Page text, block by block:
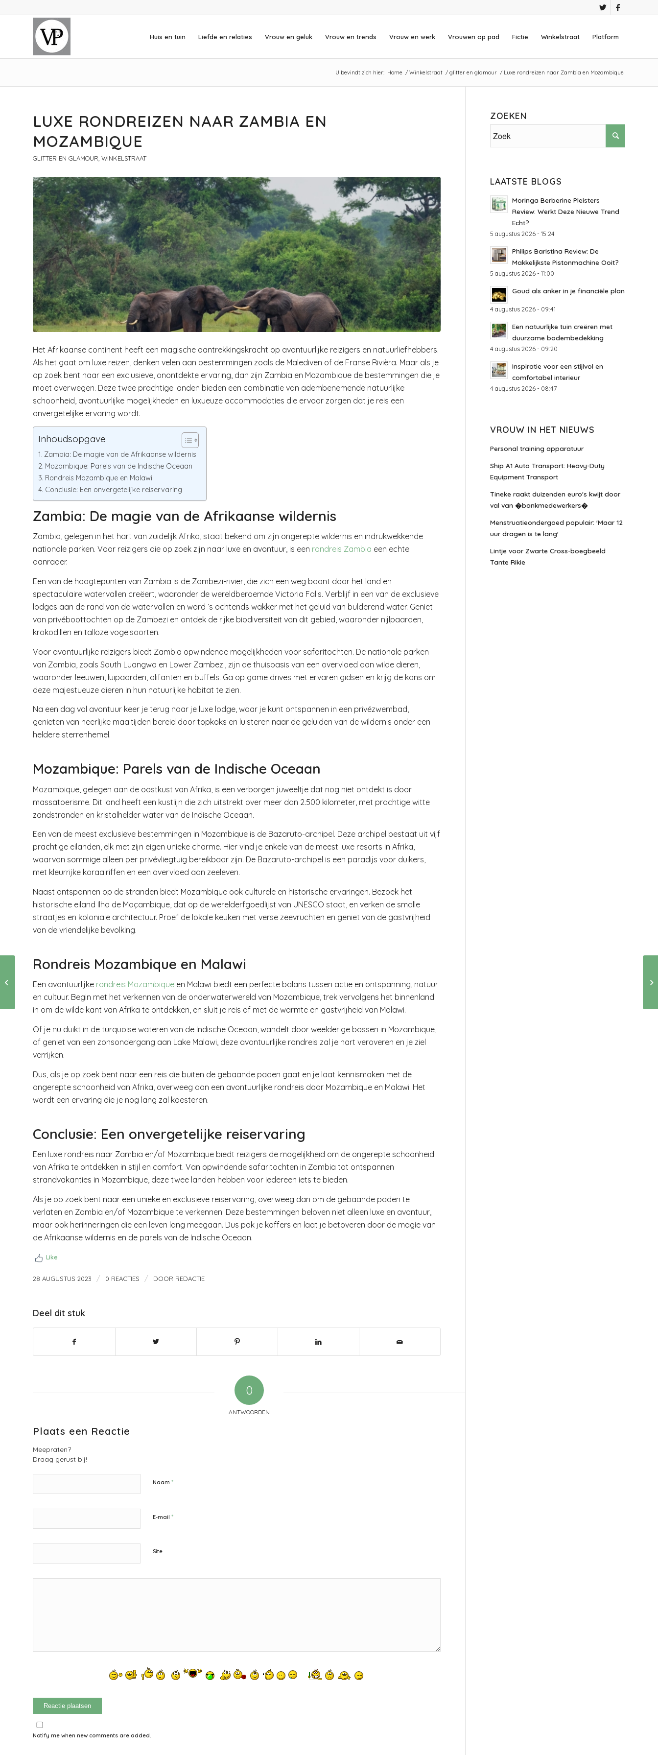
Huis en tuin Liefde en relaties Vrouw en geluk Vrouw en trends Vrouw en werk Vrouwen op pad Fictie Winkelstraat Platform
U bevindt zich hier: Home / Winkelstraat / glitter en glamour / Luxe rondreizen naar Zambia en Mozambique
LUXE RONDREIZEN NAAR ZAMBIA EN
MOZAMBIQUE
GLITTER EN GLAMOUR WINKELSTRAAT
Het Afrikaanse continent heeft een magische aantrekkingskracht op avontuurlijke reizigers en natuurliefhebbers.
Als het gaat om luxe reizen, denken velen aan bestemmingen zoals de Malediven of de Franse Rivièra. Maar als je
op zoek bent naar een exclusieve, onontdekte ervaring, dan zijn Zambia en Mozambique de bestemmingen die je
moet overwegen. Deze twee prachtige landen bieden een combinatie van adembenemende natuurlijke
schoonheid, avontuurlijke mogelijkheden en luxueuze accommodaties die ervoor zorgen dat je reis een
onvergetelijke ervaring wordt.
Inhoudsopgave
Zambia: De magie van de Afrikaanse wildernis
Mozambique: Parels van de Indische Oceaan
Rondreis Mozambique en Malawi
Conclusie: Een onvergetelijke reiservaring
Zambia: De magie van de Afrikaanse wildernis
Zambia, gelegen in het hart van zuidelijk Afrika, staat bekend om zijn ongerepte wildernis en indrukwekkende
nationale parken. Voor reizigers die op zoek zijn naar luxe en avontuur, is een rondreis Zambia een echte
aanrader.
Een van de hoogtepunten van Zambia is de Zambezi-rivier, die zich een weg baant door het land en
spectaculaire watervallen creëert, waaronder de wereldberoemde Victoria Falls. Verblijf in een van de exclusieve
lodges aan de rand van de watervallen en word ‘s ochtends wakker met het geluid van bulderend water. Geniet
van privéboottochten op de Zambezi en ontdek de rijke biodiversiteit van dit gebied, waaronder nijlpaarden,
krokodillen en talloze vogelsoorten.
Voor avontuurlijke reizigers biedt Zambia opwindende mogelijkheden voor safaritochten. De nationale parken
van Zambia, zoals South Luangwa en Lower Zambezi, zijn de thuisbasis van een overvloed aan wilde dieren,
waaronder leeuwen, luipaarden, olifanten en buffels. Ga op game drives met ervaren gidsen en krijg de kans om
deze majestueuze dieren in hun natuurlijke habitat te zien.
Na een dag vol avontuur keer je terug naar je luxe lodge, waar je kunt ontspannen in een privézwembad,
genieten van heerlijke maaltijden bereid door topkoks en luisteren naar de geluiden van de wildernis onder een
heldere sterrenhemel.
Mozambique: Parels van de Indische Oceaan
Mozambique, gelegen aan de oostkust van Afrika, is een verborgen juweeltje dat nog niet ontdekt is door
massatoerisme. Dit land heeft een kustlijn die zich uitstrekt over meer dan 2.500 kilometer, met prachtige witte
zandstranden en kristalhelder water van de Indische Oceaan.
Een van de meest exclusieve bestemmingen in Mozambique is de Bazaruto-archipel. Deze archipel bestaat uit vijf
prachtige eilanden, elk met zijn eigen unieke charme. Hier vind je enkele van de meest luxe resorts in Afrika,
waarvan sommige alleen per privévliegtuig bereikbaar zijn. De Bazaruto-archipel is een paradijs voor duikers,
met kleurrijke koraalriffen en een overvloed aan zeeleven.
Naast ontspannen op de stranden biedt Mozambique ook culturele en historische ervaringen. Bezoek het
historische eiland Ilha de Moçambique, dat op de werelderfgoedlijst van UNESCO staat, en verken de smalle
straatjes en koloniale architectuur. Proef de lokale keuken met verse zeevruchten en geniet van de gastvrijheid
van de vriendelijke bevolking.
Rondreis Mozambique en Malawi
Een avontuurlijke rondreis Mozambique en Malawi biedt een perfecte balans tussen actie en ontspanning, natuur
en cultuur. Begin met het verkennen van de onderwaterwereld van Mozambique, trek vervolgens het binnenland
in om de wilde kant van Afrika te ontdekken, en sluit je reis af met de warmte en gastvrijheid van Malawi.
Of je nu duikt in de turquoise wateren van de Indische Oceaan, wandelt door weelderige bossen in Mozambique,
of geniet van een zonsondergang aan Lake Malawi, deze avontuurlijke rondreis zal je hart veroveren en je ziel
verrijken.
Dus, als je op zoek bent naar een reis die buiten de gebaande paden gaat en je laat kennismaken met de
ongerepte schoonheid van Afrika, overweeg dan een avontuurlijke rondreis door Mozambique en Malawi. Het
wordt een ervaring die je nog lang zal koesteren.
Conclusie: Een onvergetelijke reiservaring
Een luxe rondreis naar Zambia en/of Mozambique biedt reizigers de mogelijkheid om de ongerepte schoonheid
van Afrika te ontdekken in stijl en comfort. Van opwindende safaritochten in Zambia tot ontspannen
strandvakanties in Mozambique, deze twee landen hebben voor iedereen iets te bieden.
Als je op zoek bent naar een unieke en exclusieve reiservaring, overweeg dan om de gebaande paden te
verlaten en Zambia en/of Mozambique te verkennen. Deze bestemmingen beloven niet alleen luxe en avontuur,
maar ook herinneringen die een leven lang meegaan. Dus pak je koffers en laat je betoveren door de magie van
de Afrikaanse wildernis en de parels van de Indische Oceaan.
Like
28 AUGUSTUS 2023 / 0 REACTIES / DOOR REDACTIE
Deel dit stuk
0
ANTWOORDEN
Plaats een Reactie
Meepraten?
Draag gerust bij!
Naam *
E-mail *
Site
Notify me when new comments are added.
ZOEKEN
LAATSTE BLOGS
Moringa Berberine Pleisters
Review: Werkt Deze Nieuwe Trend
Echt?
5 augustus 2026 - 15:24
Philips Baristina Review: De
Makkelijkste Pistonmachine Ooit?
5 augustus 2026 - 11:00
Goud als anker in je financiële plan
4 augustus 2026 - 09:41
Een natuurlijke tuin creëren met
duurzame bodembedekking
4 augustus 2026 - 09:20
Inspiratie voor een stijlvol en
comfortabel interieur
4 augustus 2026 - 08:47
VROUW IN HET NIEUWS
Personal training apparatuur
Ship A1 Auto Transport: Heavy-Duty
Equipment Transport
Tineke raakt duizenden euro's kwijt door
val van �bankmedewerkers�
Menstruatieondergoed populair: 'Maar 12
uur dragen is te lang'
Lintje voor Zwarte Cross-boegbeeld
Tante Rikie
De kracht van social
media voor vrouwen
met een eigen bedrijf